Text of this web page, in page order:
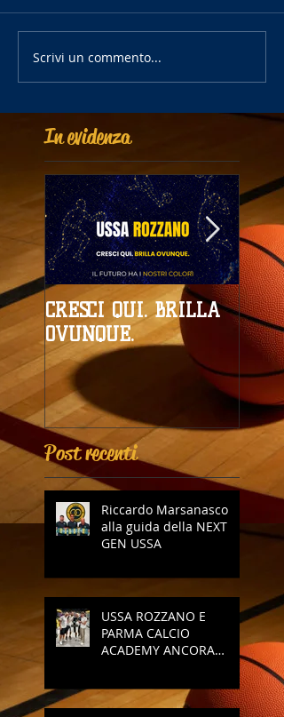
Scrivi un commento...
In evidenza
CRESCI QUI. BRILLA
OVUNQUE.
boa
Post recenti
Riccardo Marsanasco
alla guida della NEXT
GEN USSA
USSA ROZZANO E
PARMA CALCIO
ACADEMY ANCORA